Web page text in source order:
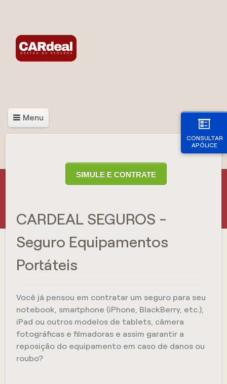
CONSULTAR
APÓLICE
Menu
SIMULE E CONTRATE
CARDEAL SEGUROS -
Seguro Equipamentos
Portáteis
Você já pensou em contratar um seguro para seu
notebook, smartphone (iPhone, BlackBerry, etc.),
iPad ou outros modelos de tablets, câmera
fotográficas e filmadoras e assim garantir a
reposição do equipamento em caso de danos ou
roubo?